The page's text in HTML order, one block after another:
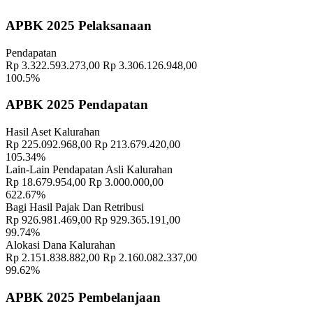
Geografis 10 November 2021
Memahami Peran dan Makna Rois dalam Pembinaan Rois di
Kalurahan Wukirsari 02 April 2024
Sampai Saat Ini 21 November 2022
Profil Lurah 17 November 2021
Sibudi Dikucir Untuk Dusun Geblog Dan Sabrangwetan.
November 2021
APBK 2025 Pelaksanaan
Pendapatan
Rp 3.322.593.273,00 Rp 3.306.126.948,00
100.5%
APBK 2025 Pendapatan
Hasil Aset Kalurahan
Rp 225.092.968,00 Rp 213.679.420,00
105.34%
Lain-Lain Pendapatan Asli Kalurahan
Rp 18.679.954,00 Rp 3.000.000,00
622.67%
Bagi Hasil Pajak Dan Retribusi
Rp 926.981.469,00 Rp 929.365.191,00
99.74%
Alokasi Dana Kalurahan
Rp 2.151.838.882,00 Rp 2.160.082.337,00
99.62%
APBK 2025 Pembelanjaan